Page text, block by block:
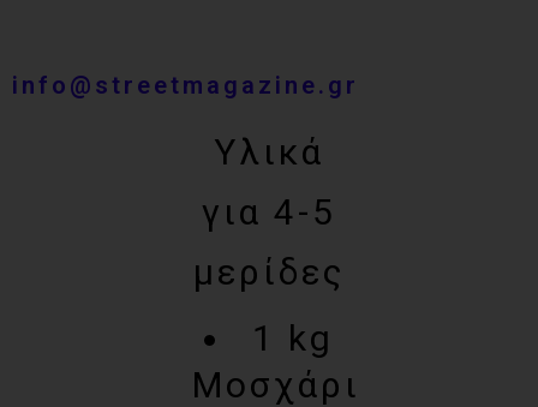
info@streetmagazine.gr
Υλικά
για 4-5
μερίδες
1 kg
Μοσχάρι